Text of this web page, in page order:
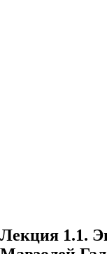
Лекция 1.1.